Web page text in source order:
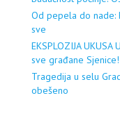
Od pepela do nade:
sve
EKSPLOZIJA
sve građane Sjenice!
Tragedija u selu
obešeno